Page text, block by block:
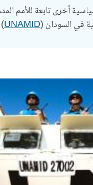
أخرى تابعة للأمم
في السودان (UNAMID
)